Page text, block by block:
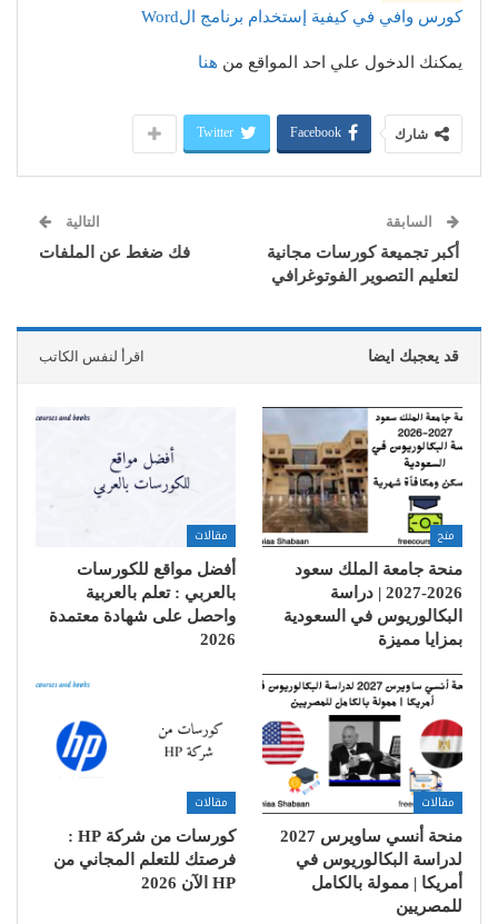
كورس وافي في كيفية إستخدام برنامج الWord
يمكنك الدخول علي احد المواقع من هنا
شارك Facebook
Twitter
السابقة
أكبر تجميعة كورسات مجانية
لتعليم التصوير الفوتوغرافي
التالية
فك ضغط عن الملفات
قد يعجبك ايضا اقرأ لنفس الكاتب
منح
منحة جامعة الملك سعود
2026-2027 | دراسة
البكالوريوس في السعودية
بمزايا مميزة
مقالات
أفضل مواقع للكورسات
بالعربي : تعلم بالعربية
واحصل على شهادة معتمدة
2026
مقالات
منحة أنسي ساويرس 2027
لدراسة البكالوريوس في
أمريكا | ممولة بالكامل
للمصريين
مقالات
كورسات من شركة HP :
فرصتك للتعلم المجاني من
HP الآن 2026